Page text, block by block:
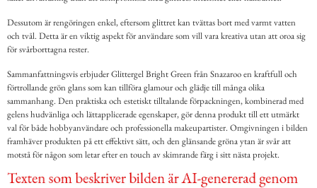
Dessutom är rengöringen enkel, eftersom glittret kan tvättas bort med varmt vatten
och tvål. Detta är en viktig aspekt för användare som vill vara kreativa utan att oroa sig
för svårborttagna rester.
Sammanfattningsvis erbjuder Glittergel Bright Green från Snazaroo en kraftfull och
förtrollande grön glans som kan tillföra glamour och glädje till många olika
sammanhang. Den praktiska och estetiskt tilltalande förpackningen, kombinerad med
gelens hudvänliga och lättapplicerade egenskaper, gör denna produkt till ett utmärkt
val för både hobbyanvändare och professionella makeupartister. Omgivningen i bilden
framhäver produkten på ett effektivt sätt, och den glänsande gröna ytan är svår att
motstå för någon som letar efter en touch av skimrande färg i sitt nästa projekt.